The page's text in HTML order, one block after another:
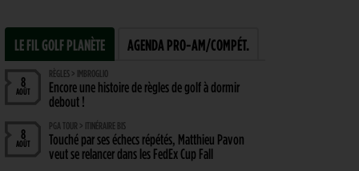
LE FIL GOLF PLANÈTE AGENDA PRO-AM/COMPÉT.
8
AOÛT
RÈGLES > IMBROGLIO
Encore une histoire de règles de golf à dormir
debout !
8
AOÛT
PGA TOUR > ITINÉRAIRE BIS
Touché par ses échecs répétés, Matthieu Pavon
veut se relancer dans les FedEx Cup Fall